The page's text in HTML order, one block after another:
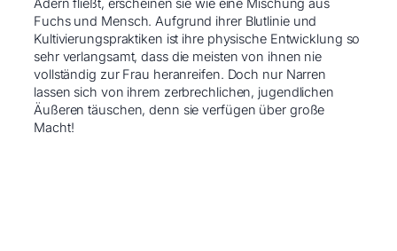
Fuchs und Mensch. Aufgrund ihrer Blutlinie und
Kultivierungspraktiken ist ihre physische Entwicklung so
sehr verlangsamt, dass die meisten von ihnen nie
vollständig zur Frau heranreifen. Doch nur Narren
lassen sich von ihrem zerbrechlichen, jugendlichen
Äußeren täuschen, denn sie verfügen über große
Macht!